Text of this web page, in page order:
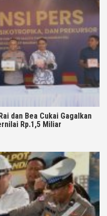
dan Bea Cukai Gagalkan
Rp.1,5 Miliar